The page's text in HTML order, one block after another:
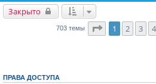
Закрыто
703 темы Страница1 из
1 2 3 4
ПРАВА ДОСТУПА